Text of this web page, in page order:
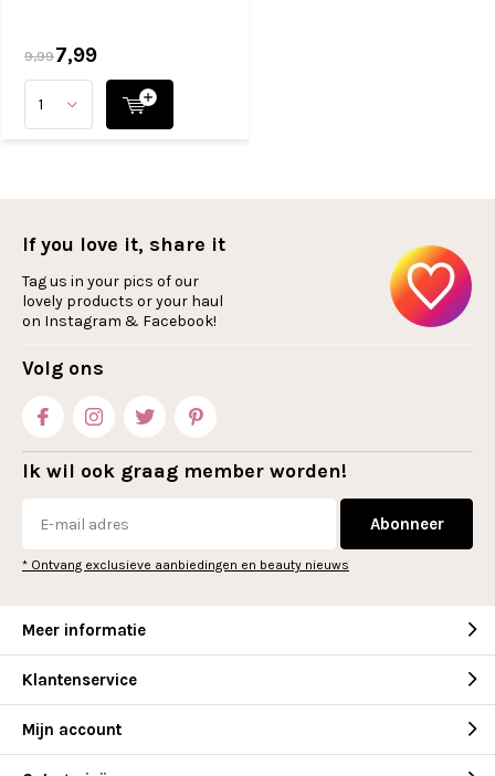
9,997,99
If you love it, share it
Tag us in your pics of our
lovely products or your haul
on Instagram & Facebook!
Volg ons
Ik wil ook graag member worden!
Abonneer
* Ontvang exclusieve aanbiedingen en beauty nieuws
Meer informatie
Klantenservice
Mijn account